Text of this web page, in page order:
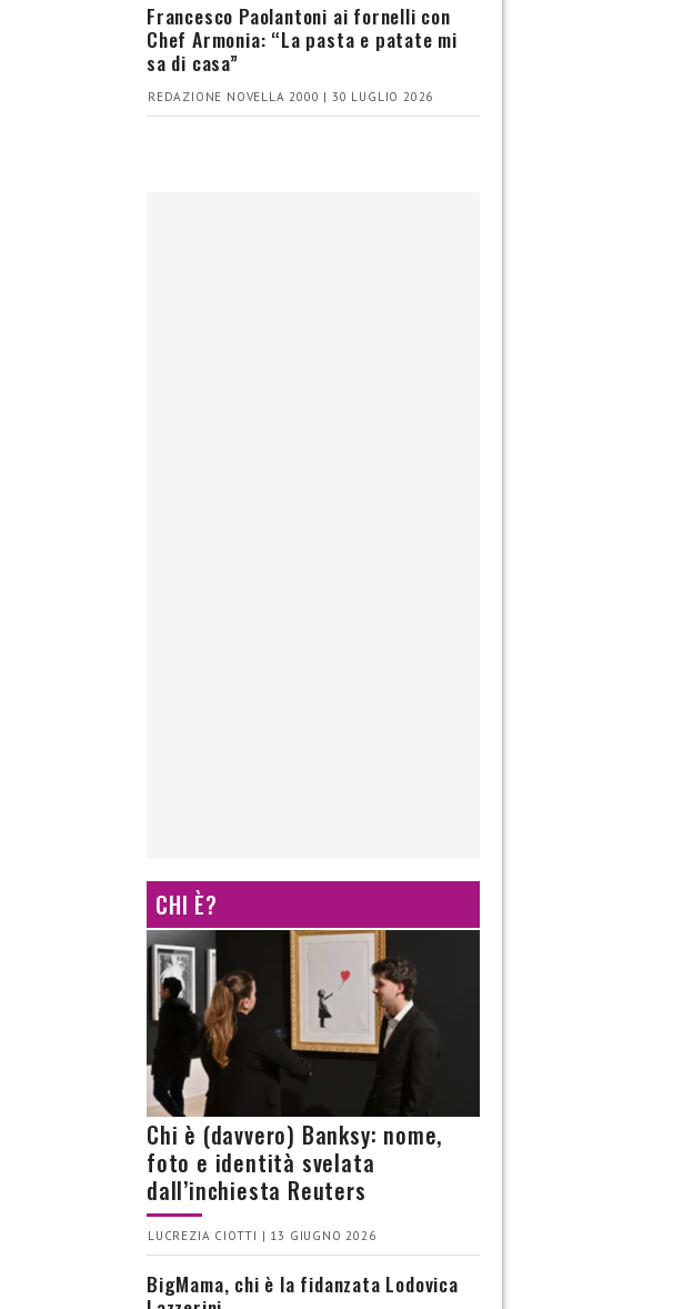
Francesco Paolantoni ai fornelli con
Chef Armonia: “La pasta e patate mi
sa di casa”
REDAZIONE NOVELLA 2000 | 30 LUGLIO 2026
CHI È?
Chi è (davvero) Banksy: nome,
foto e identità svelata
dall’inchiesta Reuters
LUCREZIA CIOTTI | 13 GIUGNO 2026
BigMama, chi è la fidanzata Lodovica